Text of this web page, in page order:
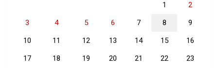
1 2
3 4 5 6 7 8 9
10 11 12 13 14 15 16
17 18 19 20 21 22 23